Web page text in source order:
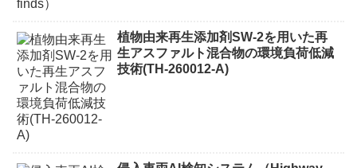
植物由来再生添加剤SW-2を用いた再
生アスファルト混合物の環境負荷低減
技術(TH-260012-A)